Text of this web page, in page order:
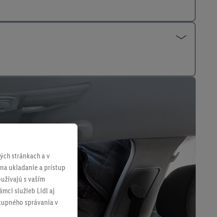
stránkach a v
ukladanie a prístup
s vaším
služieb Lidl aj
správania v